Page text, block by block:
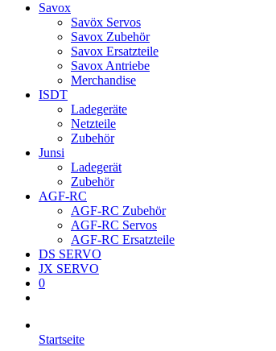
Savox
Savöx Servos
Savox Zubehör
Savox Ersatzteile
Savox Antriebe
Merchandise
ISDT
Ladegeräte
Netzteile
Zubehör
Junsi
Ladegerät
Zubehör
AGF-RC
AGF-RC Zubehör
AGF-RC Servos
AGF-RC Ersatzteile
DS SERVO
JX SERVO
0
Startseite